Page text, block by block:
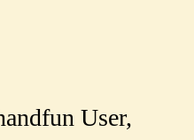
User,